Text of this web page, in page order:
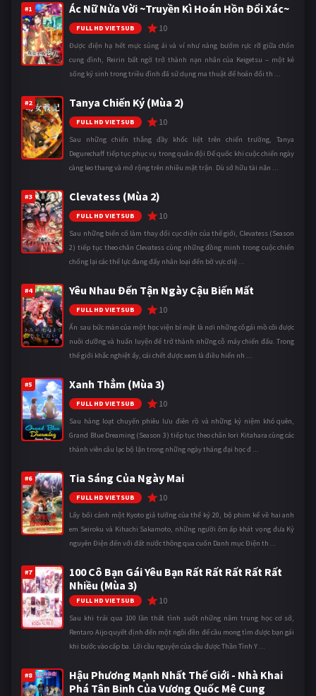
#1 Ác Nữ Nửa Vời ~Truyền Kì Hoán Hồn Đổi Xác~
FULL HD VIETSUB 10
Được điện hạ hết mực sủng ái và ví như nàng bướm rực rỡ giữa chốn
cung đình, Reirin bất ngờ trở thành nạn nhân của Keigetsu – một kẻ
sống ký sinh trong triều đình đã sử dụng ma thuật để hoán đổi th ...
#2 Tanya Chiến Ký (Mùa 2)
FULL HD VIETSUB 10
Sau những chiến thắng đầy khốc liệt trên chiến trường, Tanya
Degurechaff tiếp tục phục vụ trong quân đội Đế quốc khi cuộc chiến ngày
càng leo thang và mở rộng trên nhiều mặt trận. Dù sở hữu tài năn ...
#3 Clevatess (Mùa 2)
FULL HD VIETSUB 10
Sau những biến cố làm thay đổi cục diện của thế giới, Clevatess (Season
2) tiếp tục theo chân Clevatess cùng những đồng minh trong cuộc chiến
chống lại các thế lực đang đẩy nhân loại đến bờ vực diệ ...
#4 Yêu Nhau Đến Tận Ngày Cậu Biến Mất
FULL HD VIETSUB 10
Ẩn sau bức màn của một học viện bí mật là nơi những cô gái mồ côi được
nuôi dưỡng và huấn luyện để trở thành những cỗ máy chiến đấu. Trong
thế giới khắc nghiệt ấy, cái chết được xem là điều hiển nh ...
#5 Xanh Thẳm (Mùa 3)
FULL HD VIETSUB 10
Sau hàng loạt chuyến phiêu lưu điên rồ và những kỷ niệm khó quên,
Grand Blue Dreaming (Season 3) tiếp tục theo chân Iori Kitahara cùng các
thành viên câu lạc bộ lặn trong những ngày tháng đại học đ ...
#6 Tia Sáng Của Ngày Mai
FULL HD VIETSUB 10
Lấy bối cảnh một Kyoto giả tưởng của thế kỷ 20, bộ phim kể về hai anh
em Seiroku và Kihachi Sakamoto, những người ôm ấp khát vọng đưa Kỷ
nguyên Điện đến với đất nước thông qua cuốn Danh mục Điện th ...
#7
100 Cô Bạn Gái Yêu Bạn Rất Rất Rất Rất Rất
Nhiều (Mùa 3)
FULL HD VIETSUB 10
Sau khi trải qua 100 lần thất tình suốt những năm trung học cơ sở,
Rentaro Aijo quyết định đến một ngôi đền để cầu mong tìm được bạn gái
khi bước vào cấp ba. Lời cầu nguyện của cậu được Thần Tình Y ...
#8
Hậu Phương Mạnh Nhất Thế Giới - Nhà Khai
Phá Tân Binh Của Vương Quốc Mê Cung